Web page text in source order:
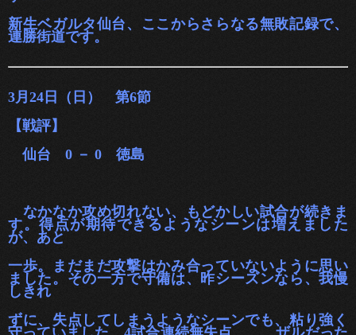
新生ベガルタ仙台、ここからさらなる無敗記録で、
連勝街道です。
3月24日（日） 第6節
【戦評】
仙台 0 － 0 徳島
なかなか攻め切れない、もどかしい試合が続きま
す。得点が期待できるようなシーンは増えました
が、あと
一歩。まだまだ攻撃はかみ合っていないように思い
ました。 その一方で守備は、昨シーズンなら、我慢
しきれ
ずに、失点してしまうようなシーンでも、粘り強く